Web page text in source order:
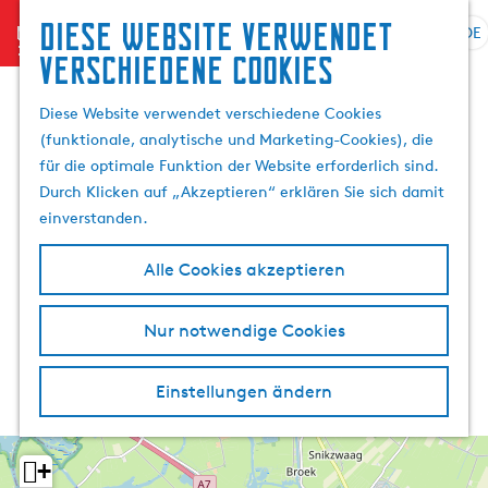
Diese website verwendet
verschiedene cookies
Diese Website verwendet verschiedene Cookies
(funktionale, analytische und Marketing-Cookies), die
für die optimale Funktion der Website erforderlich sind.
Durch Klicken auf „Akzeptieren“ erklären Sie sich damit
einverstanden.
Alle Cookies akzeptieren
Nur notwendige Cookies
Einstellungen ändern
menu
G
e
e
n
S
i
e
r
o
e
p
a
n
S
n
A
DE
+